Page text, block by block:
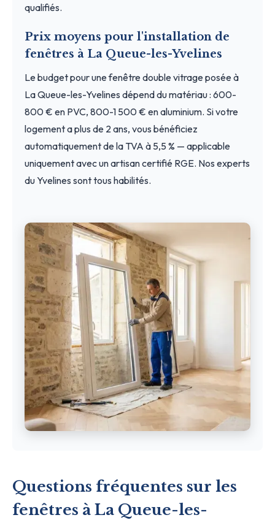
qualifiés.
Prix moyens pour l'installation de
fenêtres à La Queue-les-Yvelines
Le budget pour une fenêtre double vitrage posée à
La Queue-les-Yvelines dépend du matériau : 600-
800 € en PVC, 800-1 500 € en aluminium. Si votre
logement a plus de 2 ans, vous bénéficiez
automatiquement de la TVA à 5,5 % — applicable
uniquement avec un artisan certifié RGE. Nos experts
du Yvelines sont tous habilités.
Questions fréquentes sur les
fenêtres à La Queue-les-